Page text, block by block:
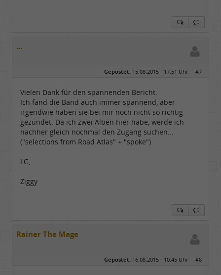
...
Gepostet: 15.08.2015 - 17:51 Uhr · #7
Vielen Dank für den spannenden Bericht.
Ich fand die Band auch immer spannend, aber
irgendwie haben sie bei mir noch nicht so richtig
gezündet. Da ich zwei Alben hier habe, werde ich
nachher gleich nochmal den Zugang suchen...
("selections from Road Atlas" + "spoke")
LG,
Ziggy
Rainer The Mage
Gepostet: 16.08.2015 - 10:45 Uhr · #8